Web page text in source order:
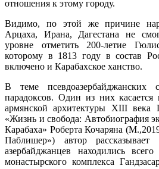
отношения к этому городу.
Видимо, по этой же причине
Арцаха, Ирана, Дагестана не
уровне отметить 200-летие
которому в 1813 году в состав
включено и Карабахское ханство.
В теме псевдоазербайджанских
парадоксов. Один из них касается
армянской архитектуры XIII века
«Жизнь и свобода: Автобиография
Карабаха» Роберта Кочаряна
Паблишер») автор
азербайджанцев находились
монастырского комплекса